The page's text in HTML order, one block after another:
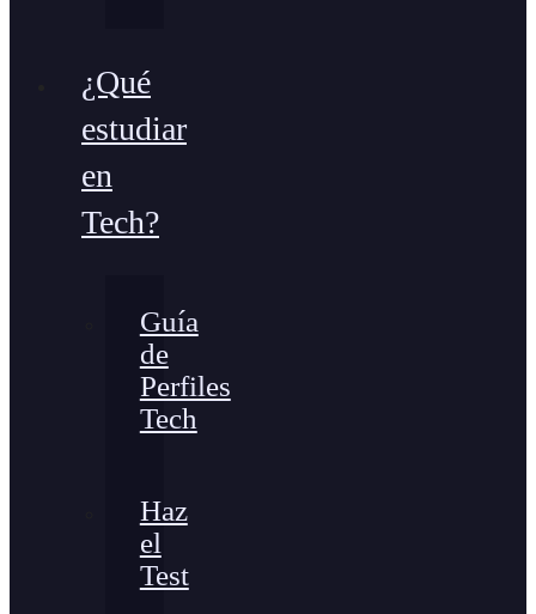
¿Qué
estudiar
en
Tech?
Guía
de
Perfiles
Tech
Haz
el
Test